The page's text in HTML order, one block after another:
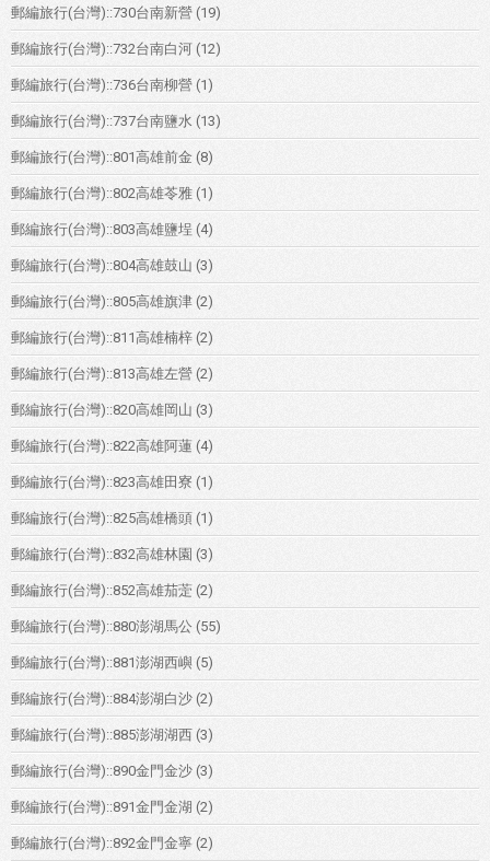
郵編旅行(台灣)::730台南新營 (19)
郵編旅行(台灣)::732台南白河 (12)
郵編旅行(台灣)::736台南柳營 (1)
郵編旅行(台灣)::737台南鹽水 (13)
郵編旅行(台灣)::801高雄前金 (8)
郵編旅行(台灣)::802高雄苓雅 (1)
郵編旅行(台灣)::803高雄鹽埕 (4)
郵編旅行(台灣)::804高雄鼓山 (3)
郵編旅行(台灣)::805高雄旗津 (2)
郵編旅行(台灣)::811高雄楠梓 (2)
郵編旅行(台灣)::813高雄左營 (2)
郵編旅行(台灣)::820高雄岡山 (3)
郵編旅行(台灣)::822高雄阿蓮 (4)
郵編旅行(台灣)::823高雄田寮 (1)
郵編旅行(台灣)::825高雄橋頭 (1)
郵編旅行(台灣)::832高雄林園 (3)
郵編旅行(台灣)::852高雄茄萣 (2)
郵編旅行(台灣)::880澎湖馬公 (55)
郵編旅行(台灣)::881澎湖西嶼 (5)
郵編旅行(台灣)::884澎湖白沙 (2)
郵編旅行(台灣)::885澎湖湖西 (3)
郵編旅行(台灣)::890金門金沙 (3)
郵編旅行(台灣)::891金門金湖 (2)
郵編旅行(台灣)::892金門金寧 (2)